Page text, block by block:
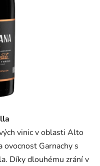
vinic v oblasti Alto
Garnachy s
Díky dlouhému zrání v